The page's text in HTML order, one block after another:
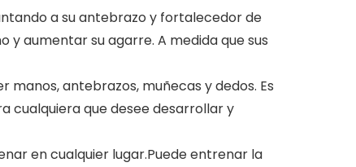
a su antebrazo y fortalecedor de
aumentar su agarre. A medida que sus
manos, antebrazos, muñecas y dedos. Es
cualquiera que desee desarrollar y
en cualquier lugar.Puede entrenar la